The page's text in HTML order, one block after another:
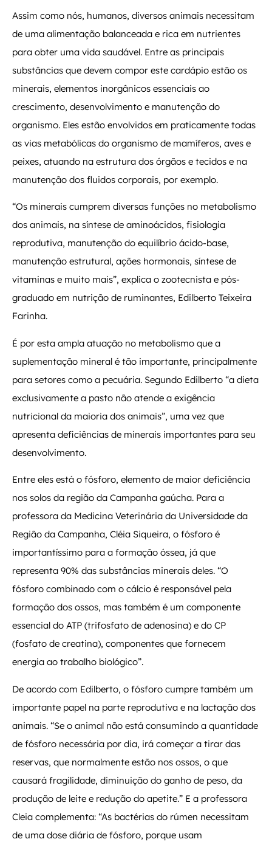
Assim como nós, humanos, diversos animais necessitam
de uma alimentação balanceada e rica em nutrientes
para obter uma vida saudável. Entre as principais
substâncias que devem compor este cardápio estão os
minerais, elementos inorgânicos essenciais ao
crescimento, desenvolvimento e manutenção do
organismo. Eles estão envolvidos em praticamente todas
as vias metabólicas do organismo de mamíferos, aves e
peixes, atuando na estrutura dos órgãos e tecidos e na
manutenção dos fluidos corporais, por exemplo.
“Os minerais cumprem diversas funções no metabolismo
dos animais, na síntese de aminoácidos, fisiologia
reprodutiva, manutenção do equilíbrio ácido-base,
manutenção estrutural, ações hormonais, síntese de
vitaminas e muito mais”, explica o zootecnista e pós-
graduado em nutrição de ruminantes, Edilberto Teixeira
Farinha.
É por esta ampla atuação no metabolismo que a
suplementação mineral é tão importante, principalmente
para setores como a pecuária. Segundo Edilberto “a dieta
exclusivamente a pasto não atende a exigência
nutricional da maioria dos animais”, uma vez que
apresenta deficiências de minerais importantes para seu
desenvolvimento.
Entre eles está o fósforo, elemento de maior deficiência
nos solos da região da Campanha gaúcha. Para a
professora da Medicina Veterinária da Universidade da
Região da Campanha, Cléia Siqueira, o fósforo é
importantíssimo para a formação óssea, já que
representa 90% das substâncias minerais deles. “O
fósforo combinado com o cálcio é responsável pela
formação dos ossos, mas também é um componente
essencial do ATP (trifosfato de adenosina) e do CP
(fosfato de creatina), componentes que fornecem
energia ao trabalho biológico”.
De acordo com Edilberto, o fósforo cumpre também um
importante papel na parte reprodutiva e na lactação dos
animais. “Se o animal não está consumindo a quantidade
de fósforo necessária por dia, irá começar a tirar das
reservas, que normalmente estão nos ossos, o que
causará fragilidade, diminuição do ganho de peso, da
produção de leite e redução do apetite.” E a professora
Cleia complementa: “As bactérias do rúmen necessitam
de uma dose diária de fósforo, porque usam